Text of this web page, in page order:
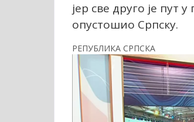
јер све друго је
опустошио Српску.
РЕПУБЛИКА СРПСКА